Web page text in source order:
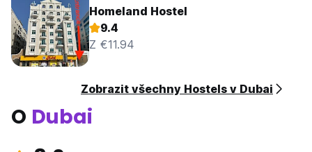
Homeland Hostel
9.4
Z €11.94
Zobrazit všechny Hostels v Dubai
O Dubai